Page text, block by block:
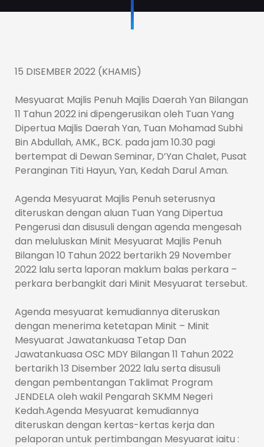
15 DISEMBER 2022 (KHAMIS)
Mesyuarat Majlis Penuh Majlis Daerah Yan Bilangan
11 Tahun 2022 ini dipengerusikan oleh Tuan Yang
Dipertua Majlis Daerah Yan, Tuan Mohamad Subhi
Bin Abdullah, AMK., BCK. pada jam 10.30 pagi
bertempat di Dewan Seminar, D’Yan Chalet, Pusat
Peranginan Titi Hayun, Yan, Kedah Darul Aman.
Agenda Mesyuarat Majlis Penuh seterusnya
diteruskan dengan aluan Tuan Yang Dipertua
Pengerusi dan disusuli dengan agenda mengesah
dan meluluskan Minit Mesyuarat Majlis Penuh
Bilangan 10 Tahun 2022 bertarikh 29 November
2022 lalu serta laporan maklum balas perkara –
perkara berbangkit dari Minit Mesyuarat tersebut.
Agenda mesyuarat kemudiannya diteruskan
dengan menerima ketetapan Minit – Minit
Mesyuarat Jawatankuasa Tetap Dan
Jawatankuasa OSC MDY Bilangan 11 Tahun 2022
bertarikh 13 Disember 2022 lalu serta disusuli
dengan pembentangan Taklimat Program
JENDELA oleh wakil Pengarah SKMM Negeri
Kedah.Agenda Mesyuarat kemudiannya
diteruskan dengan kertas-kertas kerja dan
pelaporan untuk pertimbangan Mesyuarat iaitu :